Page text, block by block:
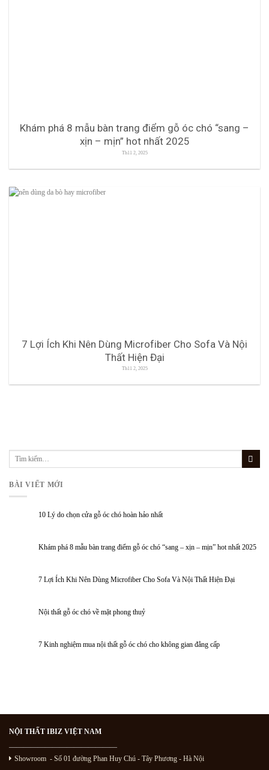
Khám phá 8 mẫu bàn trang điểm gỗ óc chó “sang –
xịn – mịn” hot nhất 2025
Th11 2, 2025
7 Lợi Ích Khi Nên Dùng Microfiber Cho Sofa Và Nội
Thất Hiện Đại
Th11 2, 2025
BÀI VIẾT MỚI
10 Lý do chọn cửa gỗ óc chó hoàn hảo nhất
Khám phá 8 mẫu bàn trang điểm gỗ óc chó “sang – xịn – mịn” hot nhất 2025
7 Lợi Ích Khi Nên Dùng Microfiber Cho Sofa Và Nội Thất Hiện Đại
Nội thất gỗ óc chó về mặt phong thuỷ
7 Kinh nghiệm mua nội thất gỗ óc chó cho không gian đẳng cấp
NỘI THẤT IBIZ VIỆT NAM
———————————————
Showroom - Số 01 đường Phan Huy Chú - Tây Phương - Hà Nội